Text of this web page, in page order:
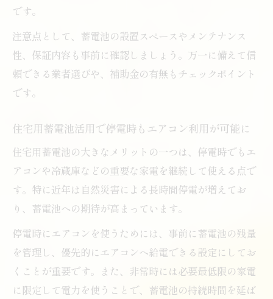
です。
注意点として、蓄電池の設置スペースやメンテナンス
性、保証内容も事前に確認しましょう。万一に備えて信
頼できる業者選びや、補助金の有無もチェックポイント
です。
住宅用蓄電池活用で停電時もエアコン利用が可能に
住宅用蓄電池の大きなメリットの一つは、停電時でもエ
アコンや冷蔵庫などの重要な家電を継続して使える点で
す。特に近年は自然災害による長時間停電が増えてお
り、蓄電池への期待が高まっています。
停電時にエアコンを使うためには、事前に蓄電池の残量
を管理し、優先的にエアコンへ給電できる設定にしてお
くことが重要です。また、非常時には必要最低限の家電
に限定して電力を使うことで、蓄電池の持続時間を延ば